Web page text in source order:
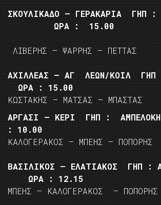
ΣΚΟΥΛΙΚΑΔΟ – ΓΕΡΑΚΑΡΙΑ ΓΗΠ :
ΩΡΑ : 15.00
ΛΙΒΕΡΗΣ – ΨΑΡΡΗΣ – ΠΕΤΤΑΣ
ΑΧΙΛΛΕΑΣ – ΑΓ ΛΕΩΝ/ΚΟΙΛ
ΩΡΑ : 15.00
ΚΩΣΤΑΚΗΣ – ΜΑΤΣΑΣ – ΜΠΑΣΤΑΣ
ΑΡΓΑΣΙ – ΚΕΡΙ ΓΗΠ :
: 10.00
ΚΑΛΟΓΕΡΑΚΟΣ – ΜΠΕΗΣ – ΠΟΠΟΡΗΣ
ΒΑΣΙΛΙΚΟΣ – ΕΛΑΤΙΑΚΟΣ ΓΗΠ :
ΩΡΑ : 12.15
ΜΠΕΗΣ – ΚΑΛΟΓΕΡΑΚΟΣ – ΠΟΠΟΡΗΣ